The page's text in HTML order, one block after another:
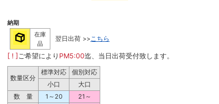
納期
在庫
品
翌日出荷 >> こちら
[ ! ]ご希望により PM5:00迄、当日出荷受付致します。
数量区分
標準対応
個別対応
小口
大口
数 量
1～20
21～